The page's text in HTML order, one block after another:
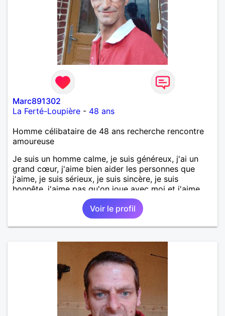
Marc891302
La Ferté-Loupière - 48 ans
Homme célibataire de 48 ans recherche rencontre
amoureuse
Je suis un homme calme, je suis généreux, j'ai un
grand cœur, j'aime bien aider les personnes que
j'aime, je suis sérieux, je suis sincère, je suis
honnête, j'aime pas qu'on joue avec moi et j'aime
pas les mensonges. Je cherche une relation
amoureuse et sérieuse.Voir le profil